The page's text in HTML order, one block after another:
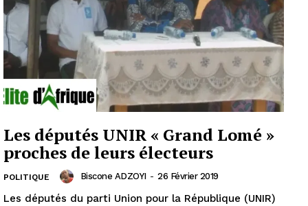
Les députés UNIR « Grand Lomé »
proches de leurs électeurs
POLITIQUE Biscone ADZOYI - 26 Février 2019
Les députés du parti Union pour la République (UNIR)